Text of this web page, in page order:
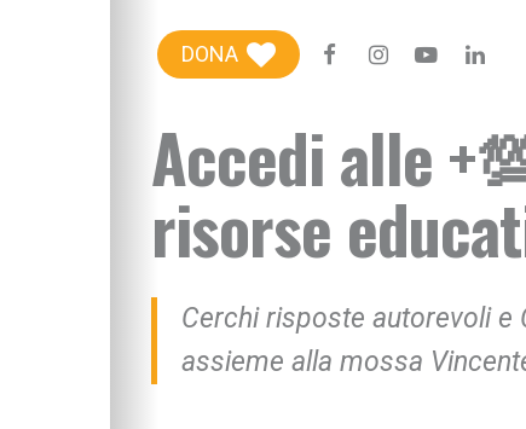
Blog genitori
Centro Famiglie
Riviste etiche
+100Extra
+100Kids
Chi siamo
Sostieni
DONA
Accedi alle
risorse
Cerchi risposte autorevoli e
assieme alla mossa